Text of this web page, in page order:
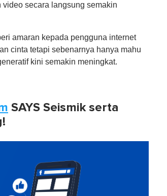
secara langsung semakin
amaran kepada pengguna internet
cinta tetapi sebenarnya hanya mahu
kini semakin meningkat.
SAYS Seismik serta